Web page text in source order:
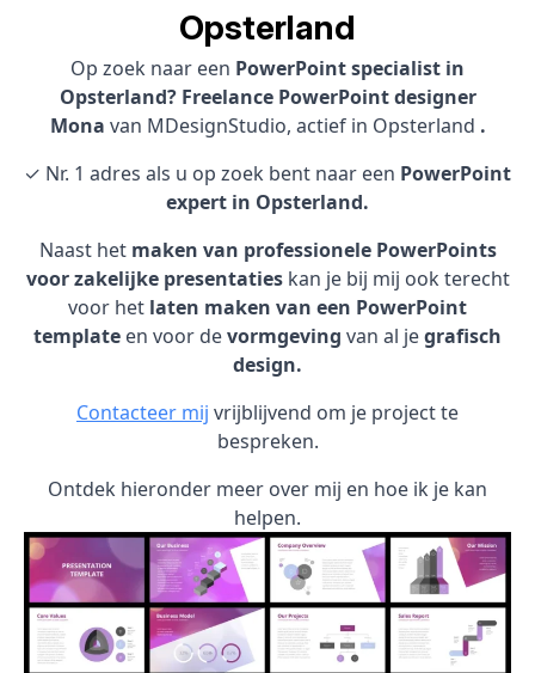
Opsterland
Op zoek naar een PowerPoint specialist in
Opsterland? Freelance PowerPoint designer
Mona van MDesignStudio, actief in Opsterland .
✓ Nr. 1 adres als u op zoek bent naar een PowerPoint
expert in Opsterland.
Naast het maken van professionele PowerPoints
voor zakelijke presentatieskan je bij mij ook terecht
voor het laten maken van een PowerPoint
template en voor devormgeving van al jegrafisch
design.
Contacteer mij vrijblijvend om je project te
bespreken.
Ontdek hieronder meer over mij en hoe ik je kan
helpen.